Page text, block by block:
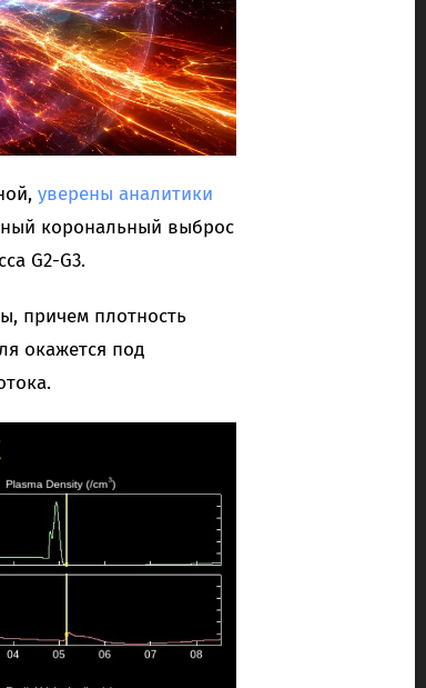
уверены аналитики
корональный выброс
G2-G3.
причем плотность
окажется под